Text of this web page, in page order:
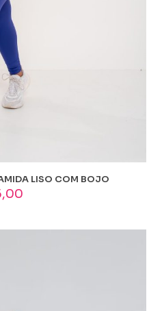
LISO COM BOJO